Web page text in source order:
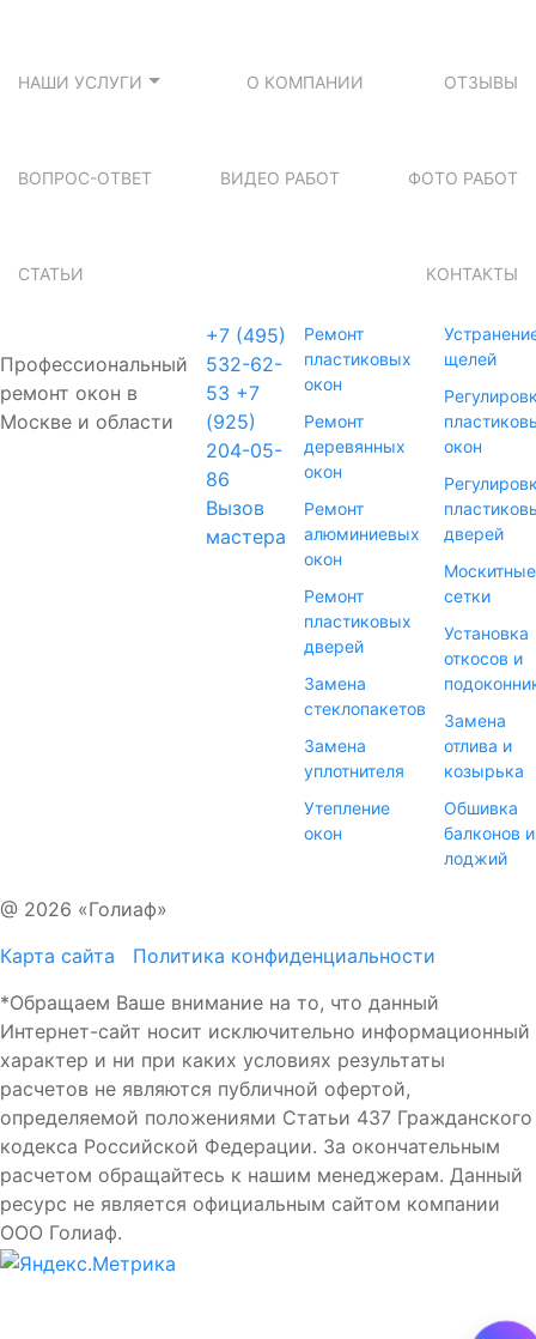
НАШИ УСЛУГИ О КОМПАНИИ ОТЗЫВЫ
ВОПРОС-ОТВЕТ ВИДЕО РАБОТ ФОТО РАБОТ
СТАТЬИ КОНТАКТЫ
Профессиональный
ремонт окон в
Москве и области
+7 (495)
532-62-
53 +7
(925)
204-05-
86
Вызов
мастера
Ремонт
пластиковых
окон
Ремонт
деревянных
окон
Ремонт
алюминиевых
окон
Ремонт
пластиковых
дверей
Замена
стеклопакетов
Замена
уплотнителя
Утепление
окон
щелей
окон
дверей
Москитные
сетки
Установка
откосов и
Замена
отлива и
козырька
Обшивка
балконов и
лоджий
@ 2026 «Голиаф»
Карта сайта
Политика конфиденциальности
*Обращаем Ваше внимание на то, что данный
Интернет-сайт носит исключительно информационный
характер и ни при каких условиях результаты
расчетов не являются публичной офертой,
определяемой положениями Статьи 437 Гражданского
кодекса Российской Федерации. За окончательным
расчетом обращайтесь к нашим менеджерам. Данный
ресурс не является официальным сайтом компании
ООО Голиаф.